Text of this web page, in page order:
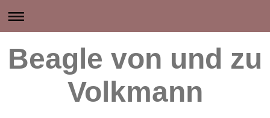
Beagle von und zu
Volkmann